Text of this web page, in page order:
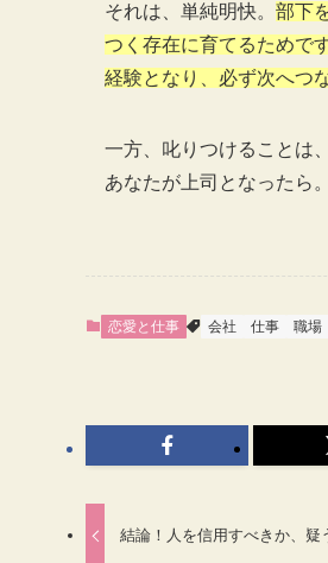
それは、単純明快。 部下
つく存在に育てるためで
経験となり、必ず次へつ
一方、叱りつけることは
あなたが上司となったら
恋愛と仕事 会社 仕事 職場
結論！人を信用すべきか、疑